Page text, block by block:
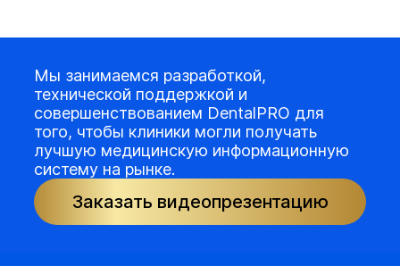
Мы занимаемся разработкой,
технической поддержкой и
совершенствованием DentalPRO для
того, чтобы клиники могли получать
лучшую медицинскую информационную
систему на рынке.
Заказать видеопрезентацию